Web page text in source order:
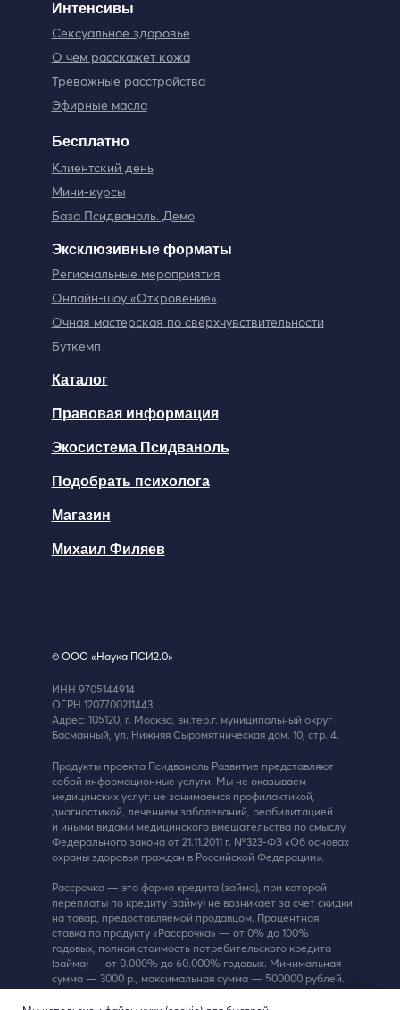
© ООО «Наука ПСИ2.0»
Эксклюзивные форматы
Каталог
Правовая информация
Экосистема Псидваноль
Подобрать психолога
Магазин
Михаил Филяев
Буткемп
Региональные мероприятия
Онлайн-шоу «Откровение»
Очная мастерская по сверхчувствительности
Интенсивы
Сексуальное здоровье
Тревожные расстройства
Эфирные масла
О чем расскажет кожа
Клиентский день
Бесплатно
Мини-курсы
База Псидваноль. Демо
Продукты проекта Псидваноль Развитие представляют
собой информационные услуги. Мы не оказываем
медицинских услуг: не занимаемся профилактикой,
диагностикой, лечением заболеваний, реабилитацией
и иными видами медицинского вмешательства по смыслу
Федерального закона от 21.11.2011 г. № 323-ФЗ «Об основах
охраны здоровья граждан в Российской Федерации».
Рассрочка — это форма кредита (займа), при которой
переплаты по кредиту (займу) не возникает за счет скидки
на товар, предоставляемой продавцом. Процентная
ставка по продукту «Рассрочка» — от 0% до 100%
годовых, полная стоимость потребительского кредита
(займа) — от 0.000% до 60.000% годовых. Минимальная
сумма — 3000 р., максимальная сумма — 500 000 рублей.
Срок предоставления — от 3 до 36 месяцев. Ваш тариф
ИНН 9 705 144 914
ОГРН 1 207 700 211 443
Адрес: 105120, г. Москва, вн.тер.г. муниципальный округ
Басманный, ул. Нижняя Сыромятническая дом. 10, стр. 4.